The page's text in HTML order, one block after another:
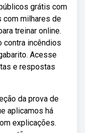
grátis com
com milhares de
treinar online.
contra incêndios
Acesse
e respostas
da prova de
aplicamos há
explicações.